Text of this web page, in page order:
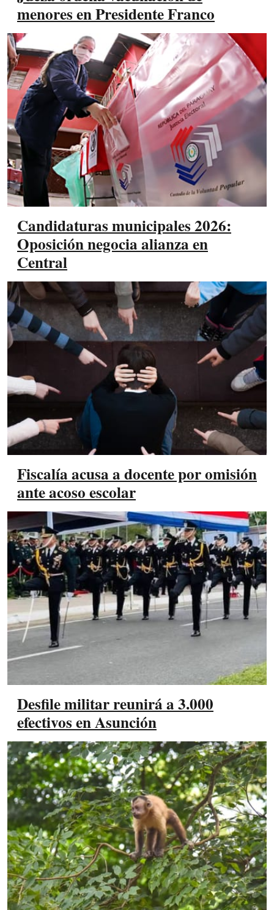
menores en Presidente Franco
Candidaturas municipales 2026:
Oposición negocia alianza en
Central
Fiscalía acusa a docente por omisión
ante acoso escolar
Desfile militar reunirá a 3.000
efectivos en Asunción